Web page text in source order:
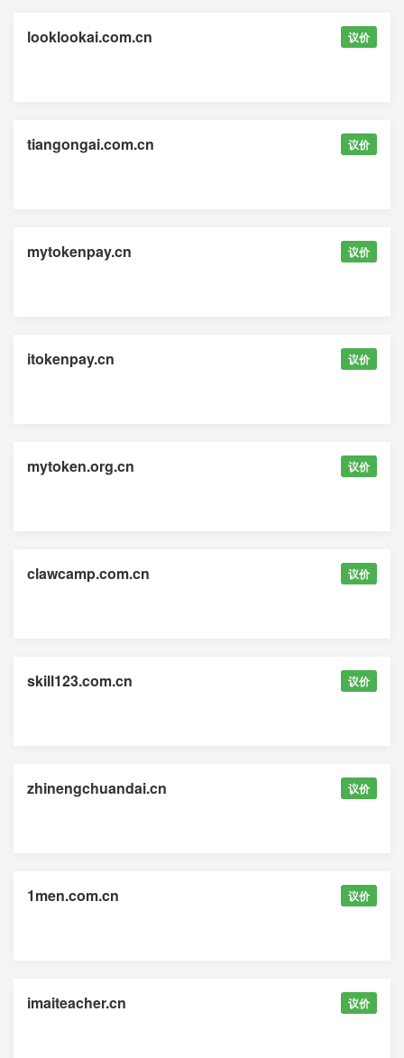
looklookai.com.cn 议价
tiangongai.com.cn 议价
mytokenpay.cn 议价
itokenpay.cn 议价
mytoken.org.cn 议价
clawcamp.com.cn 议价
skill123.com.cn 议价
zhinengchuandai.cn 议价
1men.com.cn 议价
imaiteacher.cn 议价